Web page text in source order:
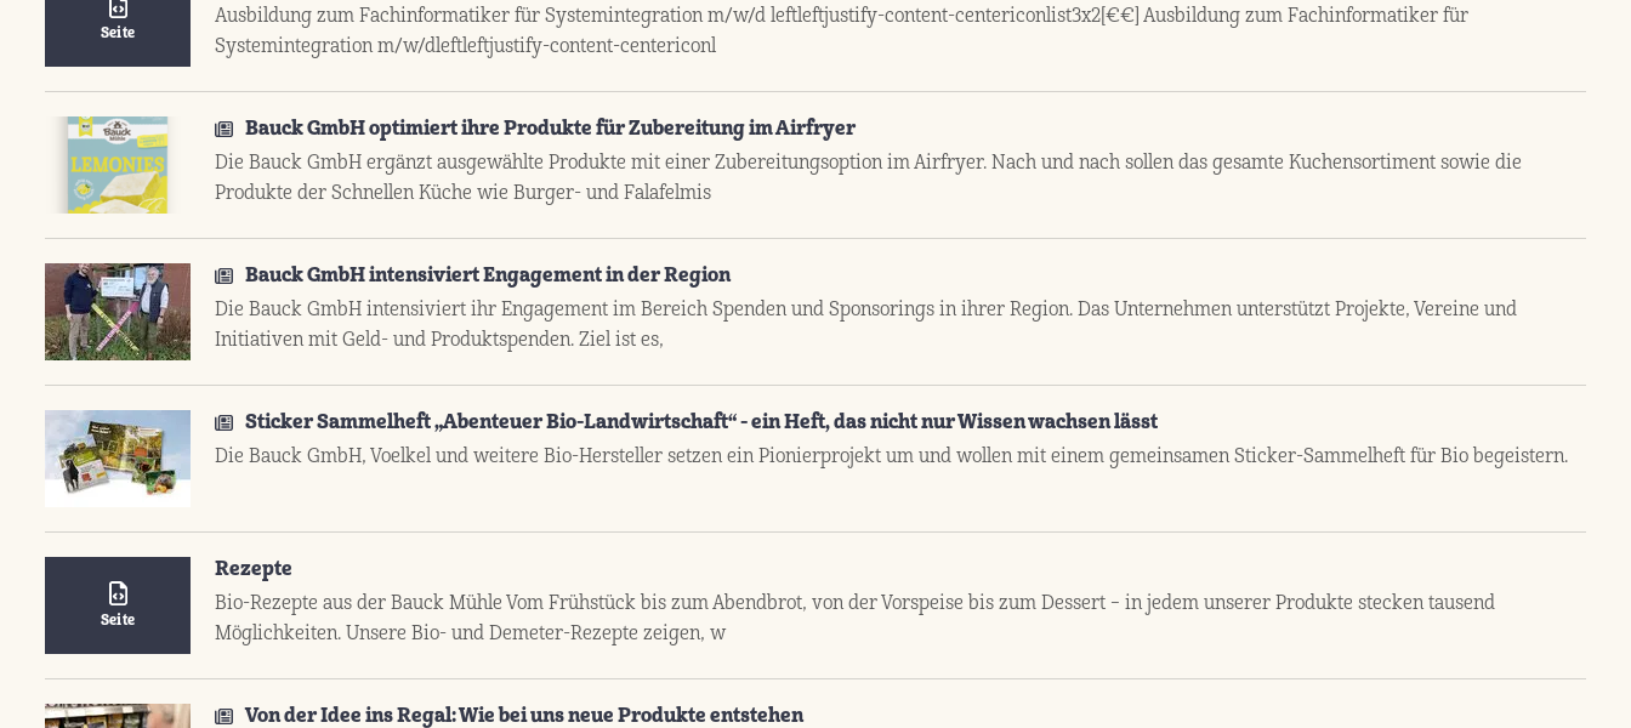
Seite
Ausbildung zum Fachinformatiker für Systemintegration m/w/d leftleftjustify-content-centericonlist3x2[€€] Ausbildung zum Fachinformatiker für
Systemintegration m/w/dleftleftjustify-content-centericonl
Bauck GmbH optimiert ihre Produkte für Zubereitung im Airfryer
Die Bauck GmbH ergänzt ausgewählte Produkte mit einer Zubereitungsoption im Airfryer. Nach und nach sollen das gesamte Kuchensortiment sowie die
Produkte der Schnellen Küche wie Burger- und Falafelmis
Bauck GmbH intensiviert Engagement in der Region
Die Bauck GmbH intensiviert ihr Engagement im Bereich Spenden und Sponsorings in ihrer Region. Das Unternehmen unterstützt Projekte, Vereine und
Initiativen mit Geld- und Produktspenden. Ziel ist es,
Sticker Sammelheft „Abenteuer Bio-Landwirtschaft“ - ein Heft, das nicht nur Wissen wachsen lässt
Die Bauck GmbH, Voelkel und weitere Bio-Hersteller setzen ein Pionierprojekt um und wollen mit einem gemeinsamen Sticker-Sammelheft für Bio begeistern.
Seite
Rezepte
Bio-Rezepte aus der Bauck Mühle Vom Frühstück bis zum Abendbrot, von der Vorspeise bis zum Dessert – in jedem unserer Produkte stecken tausend
Möglichkeiten. Unsere Bio- und Demeter-Rezepte zeigen, w
Von der Idee ins Regal: Wie bei uns neue Produkte entstehen